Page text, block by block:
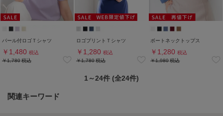
パール付ロゴＴシャツ
￥1,480 税込
￥1,780税込
ロゴプリントＴシャツ
￥1,280 税込
￥1,780税込
ボートネックトップス
￥1,280 税込
￥1,980税込
1～24件 (全24件)
関連キーワード